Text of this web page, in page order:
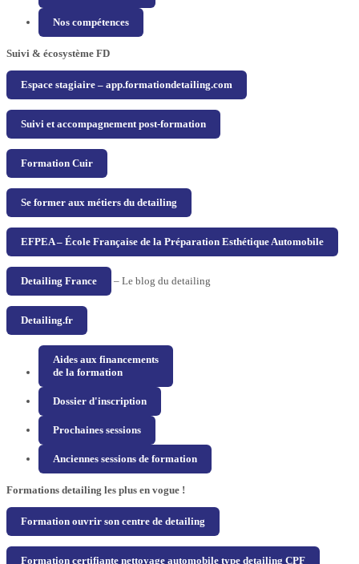
Nos compétences
Suivi & écosystème FD
Espace stagiaire – app.formationdetailing.com
Suivi et accompagnement post-formation
Formation Cuir
Se former aux métiers du detailing
EFPEA – École Française de la Préparation Esthétique Automobile
Detailing France – Le blog du detailing
Detailing.fr
Aides aux financements
de la formation
Dossier d'inscription
Prochaines sessions
Anciennes sessions de formation
Formations detailing les plus en vogue !
Formation ouvrir son centre de detailing
Formation certifiante nettoyage automobile type detailing CPF